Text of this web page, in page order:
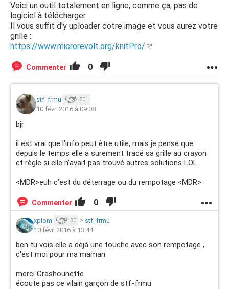
Voici un outil totalement en ligne, comme ça, pas de
logiciel à télécharger.
Il vous suffit d'y uploader cotre image et vous aurez votre
grille :
https://www.microrevolt.org/knitPro/
Commenter 0
stf_frmu 501
10 févr. 2016 à 09:08
bjr
il est vrai que l'info peut être utile, mais je pense que
depuis le temps elle a surement tracé sa grille au crayon
et règle si elle n'avait pas trouvé autres solutions LOL
<MDR>euh c’est du déterrage ou du rempotage <MDR>
Commenter 0
xplom 30 > stf_frmu
10 févr. 2016 à 13:44
ben tu vois elle a déjà une touche avec son rempotage ,
c'est moi pour ma maman
merci Crashounette
écoute pas ce vilain garçon de stf-frmu